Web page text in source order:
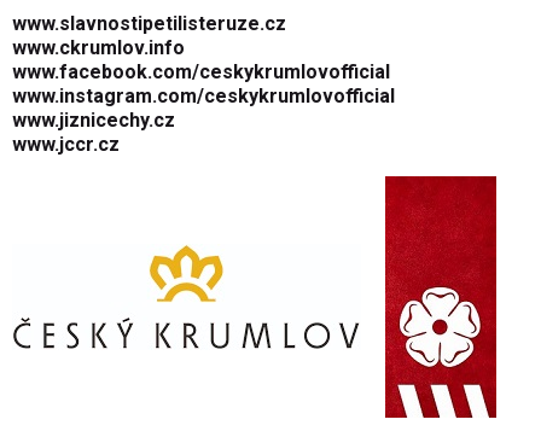
www.slavnostipetilisteruze.cz
www.ckrumlov.info
www.facebook.com/ceskykrumlovofficial
www.instagram.com/ceskykrumlovofficial
www.jiznicechy.cz
www.jccr.cz